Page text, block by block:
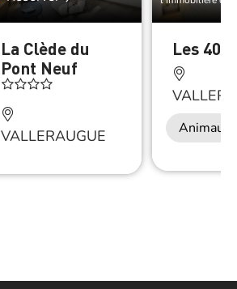
La Clède du
Pont Neuf
VALLERAUGUE
Les
Animaux